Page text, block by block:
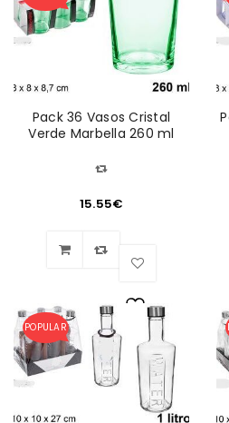
Pack 36 Vasos Cristal
Verde Marbella 260 ml
15.55€
Lista
de
deseos
POPULAR